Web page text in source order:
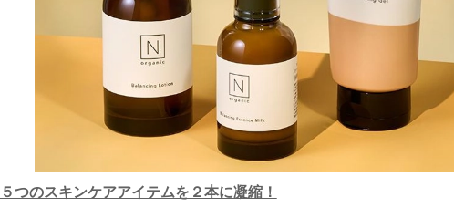
５つのスキンケアアイテムを２本に凝縮！